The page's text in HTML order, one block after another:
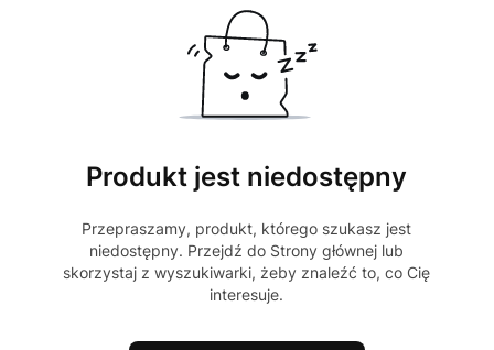
Produkt jest niedostępny
Przepraszamy, produkt, którego szukasz jest
niedostępny. Przejdź do Strony głównej lub
skorzystaj z wyszukiwarki, żeby znaleźć to, co Cię
interesuje.